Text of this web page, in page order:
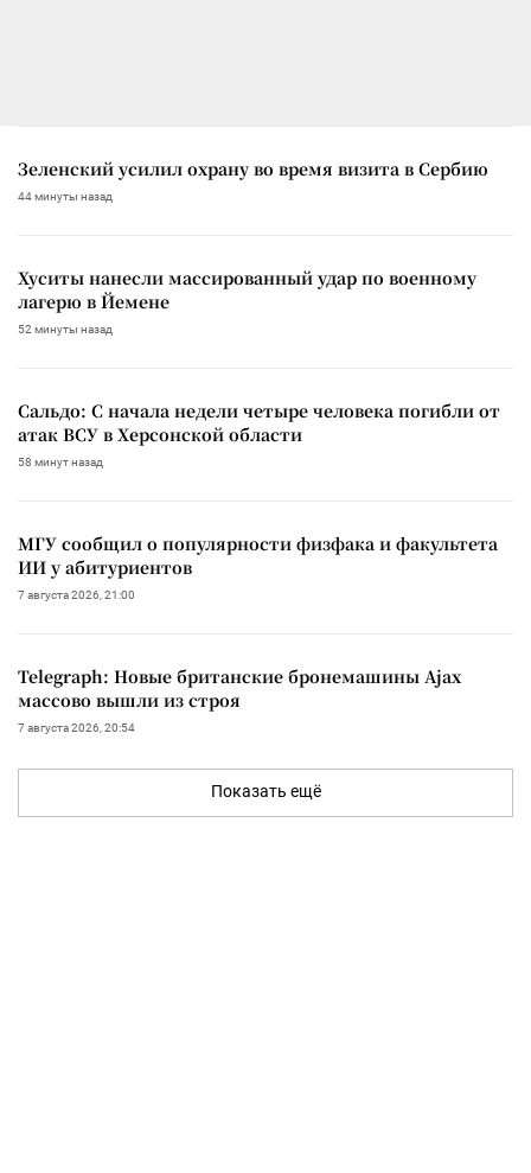
Зеленский усилил охрану во время визита в Сербию
44 минуты назад
Хуситы нанесли массированный удар по военному
лагерю в Йемене
52 минуты назад
Сальдо: С начала недели четыре человека погибли от
атак ВСУ в Херсонской области
58 минут назад
МГУ сообщил о популярности физфака и факультета
ИИ у абитуриентов
7 августа 2026, 21:00
Telegraph: Новые британские бронемашины Ajax
массово вышли из строя
7 августа 2026, 20:54
Показать ещё